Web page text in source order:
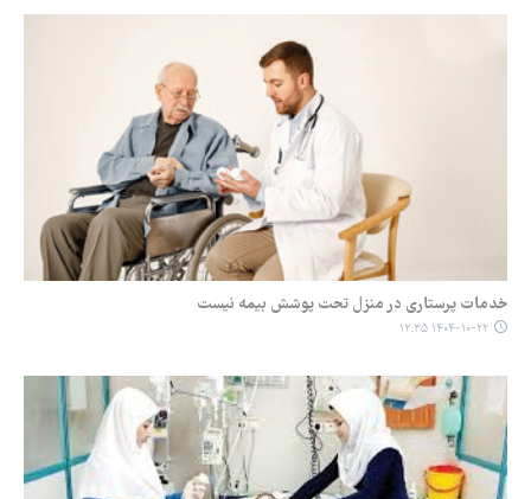
خدمات پرستاری در منزل تحت پوشش بیمه نیست
۱۴۰۴-۱۰-۲۲ ۱۲:۳۵